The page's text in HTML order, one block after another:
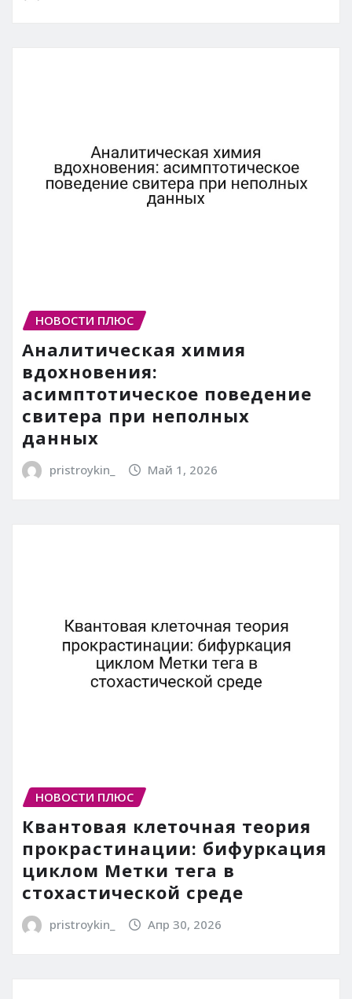
НОВОСТИ ПЛЮС
Аналитическая химия
вдохновения:
асимптотическое поведение
свитера при неполных
данных
pristroykin_ Май 1, 2026
НОВОСТИ ПЛЮС
Квантовая клеточная теория
прокрастинации: бифуркация
циклом Метки тега в
стохастической среде
pristroykin_ Апр 30, 2026